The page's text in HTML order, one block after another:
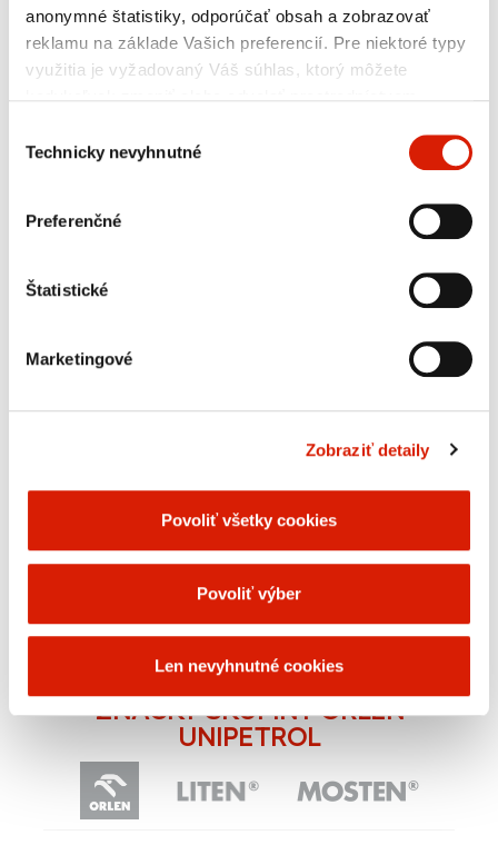
anonymné štatistiky, odporúčať obsah a zobrazovať
reklamu na základe Vašich preferencií. Pre niektoré typy
využitia je vyžadovaný Váš súhlas, ktorý môžete
kedykoľvek vyvolať v sekcii
Zásady ochrany osobných
. Jednotlivé typy cookies a ďalšie informácie
nájdete nižšie v tabuľke. V prípade nejasností alebo pre
výkon Vašich práv nás neváhajte kontaktovať alebo
osobných údajov.
súhlasu
Technicky nevyhnutné
Preferenčné
Štatistické
Marketingové
Zobraziť detaily
Povoliť všetky cookies
Povoliť výber
Len nevyhnutné cookies
Pohonné hmoty Oleje a mazivá
Prevodové oleje
Špeciálne priemyslové mazivá
Plastické mazivá
Ostatné rafinérske produkty
Technologické oleje
gumárenských kompozícií, na výrobu kaučuku a
prostriedok používaný pri výrobe plastických hmôt,
vedenie oddelenia olejov a mazív
tomas.hrnciarik@orlenunipetrol.cz​​
ZNAČKY SKUPINY ORLEN
UNIPETROL